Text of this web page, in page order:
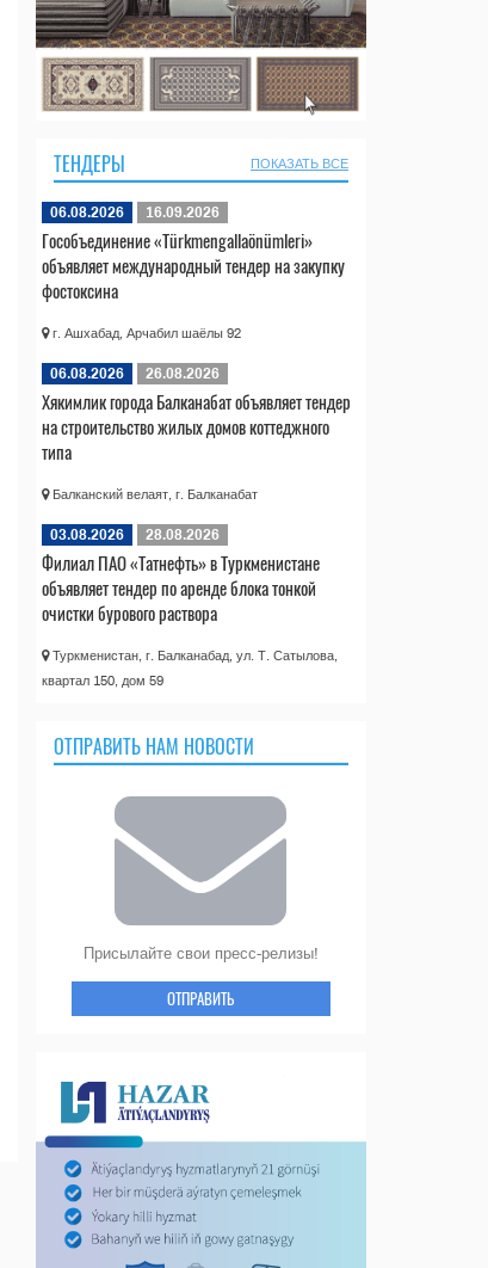
ТЕНДЕРЫ ПОКАЗАТЬ ВСЕ
06.08.2026 16.09.2026
Гособъединение «Türkmengallaönümleri»
объявляет международный тендер на закупку
фостоксина
г. Ашхабад, Арчабил шаёлы 92
06.08.2026 26.08.2026
Хякимлик города Балканабат объявляет тендер
на строительство жилых домов коттеджного
типа
Балканский велаят, г. Балканабат
03.08.2026 28.08.2026
Филиал ПАО «Татнефть» в Туркменистане
объявляет тендер по аренде блока тонкой
очистки бурового раствора
Туркменистан, г. Балканабад, ул. Т. Сатылова,
квартал 150, дом 59
ОТПРАВИТЬ НАМ НОВОСТИ
Присылайте свои пресс-релизы!
ОТПРАВИТЬ